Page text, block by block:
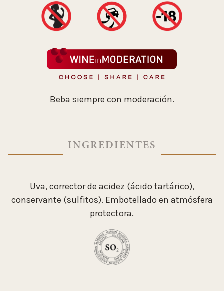
Beba siempre con moderación.
INGREDIENTES
Uva, corrector de acidez (ácido tartárico),
conservante (sulfitos). Embotellado en atmósfera
protectora.